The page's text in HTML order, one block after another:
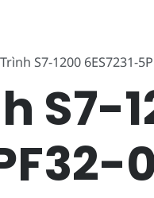
S7-1200 6ES7231-
S7-